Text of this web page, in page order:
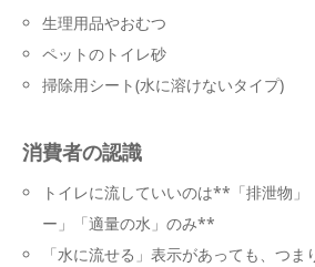
生理用品やおむつ
ペットのトイレ砂
掃除用シート(水に溶けないタイプ)
消費者の認識
トイレに流していいのは**「排泄物」
ー」「適量の水」のみ**
「水に流せる」表示があっても、つま